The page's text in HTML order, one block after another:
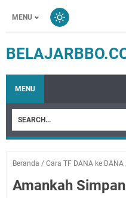
MENU
MENU
Beranda / Cara TF DANA ke DANA
Amankah